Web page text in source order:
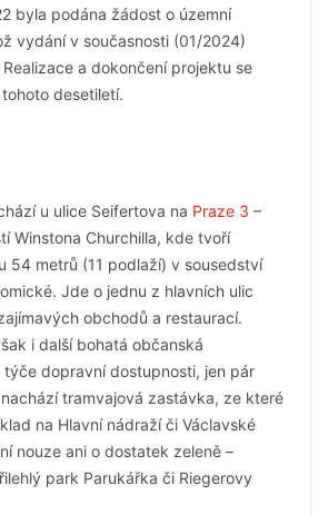
byla podána žádost o územní
vydání v současnosti (01/2024)
a dokončení projektu se
desetiletí.
u ulice Seifertova na Praze 3 –
Winstona Churchilla, kde tvoří
54 metrů (11 podlaží) v sousedství
Jde o jednu z hlavních ulic
obchodů a restaurací.
i další bohatá občanská
dopravní dostupnosti, jen pár
tramvajová zastávka, ze které
na Hlavní nádraží či Václavské
nouze ani o dostatek zeleně –
park Parukářka či Riegerovy